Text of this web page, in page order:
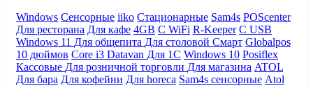
Windows Сенсорные iiko Стационарные Sam4s POScenter
Для ресторана Для кафе 4GB С WiFi R-Keeper С USB
Windows 11 Для общепита Для столовой Смарт Globalpos
10 дюймов Core i3 Datavan Для 1С Windows 10 Posiflex
Кассовые Для розничной торговли Для магазина ATOL
Для бара Для кофейни Для horeca Sam4s сенсорные Atol